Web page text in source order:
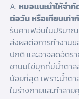
A:หมอแนะนำให้จำ
ต่อวัน หรือเทียบเท่า
รับคาเฟอีนในปริมา
ส่งผลต่อการทำงาน
ปกติ และอาจลดอัตร
ชานมไข่มุกที่มีน้ำตา
น้อยที่สุด เพราะน้ำตา
ในร่างกายและทำลา